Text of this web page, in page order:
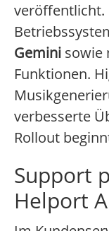
veröffentlicht.
Gemini sowie
Funktionen.
verbesserte
Rollout
Support
Helport